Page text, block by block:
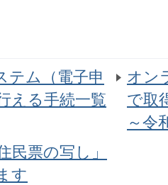
テム（電子申
える手続一覧
オン
で取
～令
民票の写し」
す